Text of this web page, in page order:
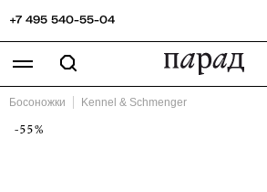
+7 495 540-55-04
Босоножки Kennel & Schmenger
-55%